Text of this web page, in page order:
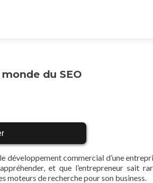
du SEO
développement commercial d’une
et que l’entrepreneur sait
moteurs de recherche pour son business.